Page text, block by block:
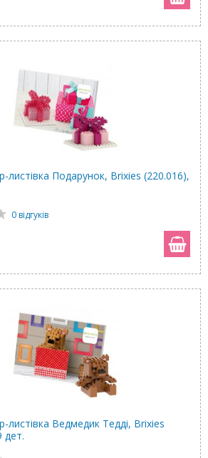
листівка Подарунок, Brixies (220.016),
0 відгуків
листівка Ведмедик Тедді, Brixies
дет.